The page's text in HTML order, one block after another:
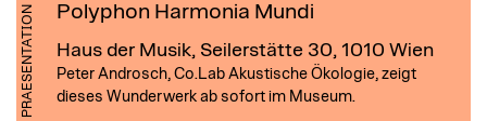
PRAESENTATION Polyphon Harmonia Mundi
Haus der Musik, Seilerstätte 30, 1010 Wien
Peter Androsch, Co.Lab Akustische Ökologie, zeigt
dieses Wunderwerk ab sofort im Museum.